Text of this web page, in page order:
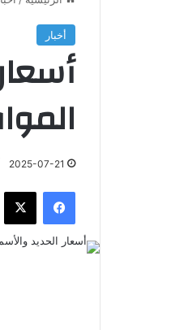
أخبار
الموافق
2025-07-21
فيسبوك